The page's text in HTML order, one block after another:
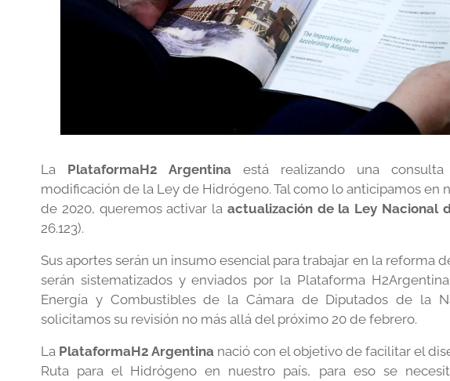
La PlataformaH2 Argentina está realizando una
modificación de la Ley de Hidrógeno. Tal como lo anticipamos en
de 2020, queremos activar la actualización de la Ley Nacional
26.123).
Sus aportes serán un insumo esencial para trabajar en la reforma
serán sistematizados y enviados por la Plataforma
Energía y Combustibles de la Cámara de Diputados de la
solicitamos su revisión no más allá del próximo 20 de febrero.
La PlataformaH2 Argentina nació con el objetivo de facilitar el
Ruta para el Hidrógeno en nuestro país, para eso se